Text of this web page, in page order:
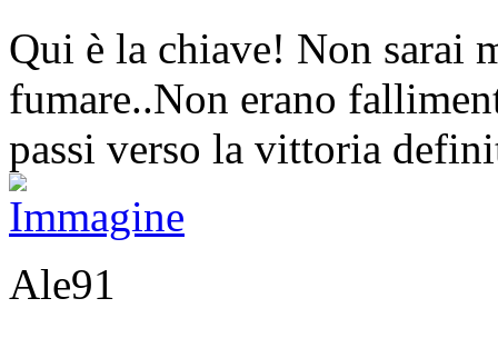
Qui è la chiave! Non sarai
fumare..Non erano
passi verso la vittoria
Ale91